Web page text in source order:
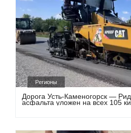
Регионы
Дорога Усть-Каменогорск —
асфальта уложен на всех 105